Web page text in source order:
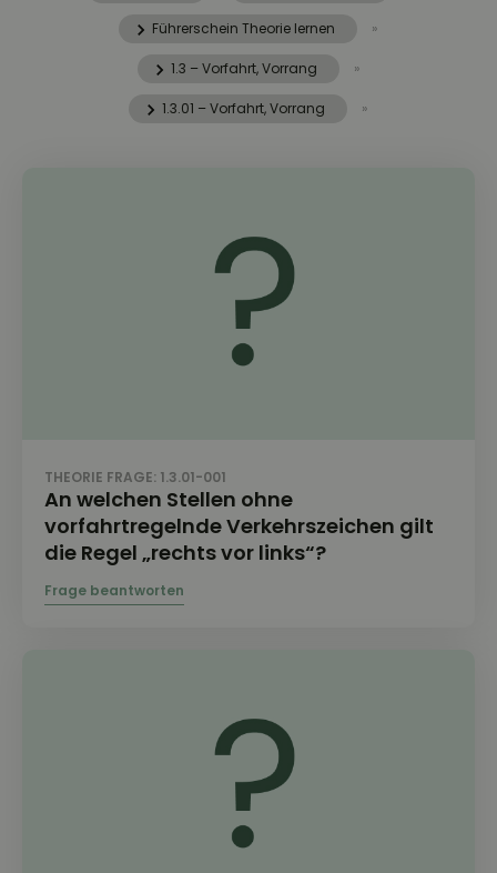
Führerschein Theorie lernen »
1.3 – Vorfahrt, Vorrang »
1.3.01 – Vorfahrt, Vorrang »
THEORIE FRAGE: 1.3.01-001
An welchen Stellen ohne
vorfahrtregelnde Verkehrszeichen gilt
die Regel „rechts vor links“?